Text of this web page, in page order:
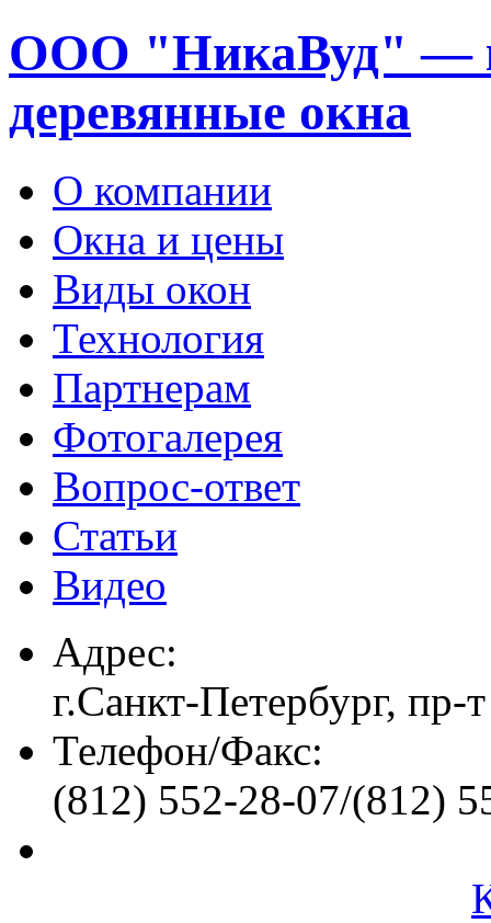
ООО "НикаВуд" —
деревянные окна
О компании
Окна и цены
Виды окон
Технология
Партнерам
Фотогалерея
Вопрос-ответ
Статьи
Видео
Адрес:
г.Санкт-Петербург, пр-
Телефон/Факс:
(812) 552-28-07/(812)